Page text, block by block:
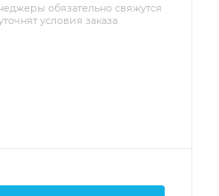
обязательно свяжутся
условия заказа